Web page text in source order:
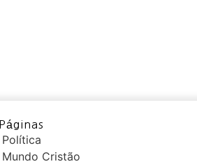
Páginas
Política
Mundo Cristão